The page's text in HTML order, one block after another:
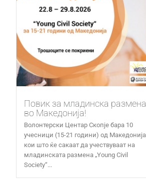
Повик за младинска размена
во Македонија!
Волонтерски Центар Скопје бара 10
учесници (15-21 години) од Македонија,
кои што ќе сакаат да учествуваат на
младинската размена „Young Civil
Society“...